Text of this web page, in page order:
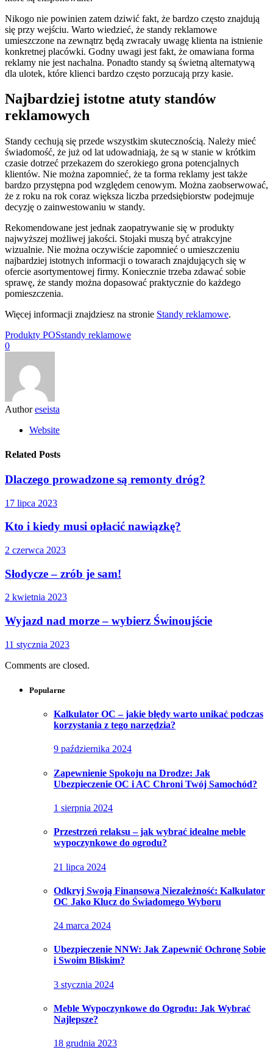
Nikogo nie powinien zatem dziwić fakt, że bardzo często znajdują
się przy wejściu. Warto wiedzieć, że standy reklamowe
umieszczone na zewnątrz będą zwracały uwagę klienta na istnienie
konkretnej placówki. Godny uwagi jest fakt, że omawiana forma
reklamy nie jest nachalna. Ponadto standy są świetną alternatywą
dla ulotek, które klienci bardzo często porzucają przy kasie.
Najbardziej istotne atuty standów
reklamowych
Standy cechują się przede wszystkim skutecznością. Należy mieć
świadomość, że już od lat udowadniają, że są w stanie w krótkim
czasie dotrzeć przekazem do szerokiego grona potencjalnych
klientów. Nie można zapomnieć, że ta forma reklamy jest także
bardzo przystępna pod względem cenowym. Można zaobserwować,
że z roku na rok coraz większa liczba przedsiębiorstw podejmuje
decyzję o zainwestowaniu w standy.
Rekomendowane jest jednak zaopatrywanie się w produkty
najwyższej możliwej jakości. Stojaki muszą być atrakcyjne
wizualnie. Nie można oczywiście zapomnieć o umieszczeniu
najbardziej istotnych informacji o towarach znajdujących się w
ofercie asortymentowej firmy. Koniecznie trzeba zdawać sobie
sprawę, że standy można dopasować praktycznie do każdego
pomieszczenia.
Więcej informacji znajdziesz na stronie Standy reklamowe.
Produkty POSstandy reklamowe
0
Author eseista
Website
Related Posts
Dlaczego prowadzone są remonty dróg?
17 lipca 2023
Kto i kiedy musi opłacić nawiązkę?
2 czerwca 2023
Słodycze – zrób je sam!
2 kwietnia 2023
Wyjazd nad morze – wybierz Świnoujście
11 stycznia 2023
Comments are closed.
Popularne
Kalkulator OC – jakie błędy warto unikać podczas
korzystania z tego narzędzia?
9 października 2024
Zapewnienie Spokoju na Drodze: Jak
Ubezpieczenie OC i AC Chroni Twój Samochód?
1 sierpnia 2024
Przestrzeń relaksu – jak wybrać idealne meble
wypoczynkowe do ogrodu?
21 lipca 2024
Odkryj Swoją Finansową Niezależność: Kalkulator
OC Jako Klucz do Świadomego Wyboru
24 marca 2024
Ubezpieczenie NNW: Jak Zapewnić Ochronę Sobie
i Swoim Bliskim?
3 stycznia 2024
Meble Wypoczynkowe do Ogrodu: Jak Wybrać
Najlepsze?
18 grudnia 2023